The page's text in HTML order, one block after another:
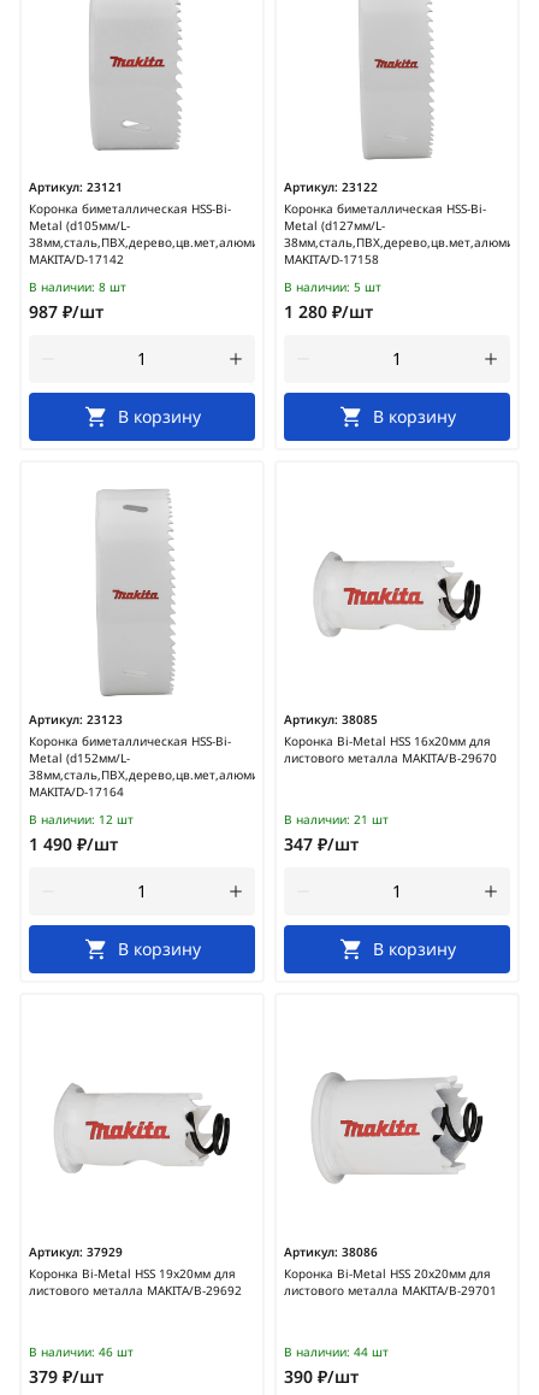
Артикул: 23121
Коронка биметаллическая HSS-Bi-
Metal (d105мм/L-
38мм,сталь,ПВХ,дерево,цв.мет,алюминий)
MAKITA/D-17142
В наличии: 8 шт
987 ₽/шт
В корзину
Артикул: 23122
Коронка биметаллическая HSS-Bi-
Metal (d127мм/L-
38мм,сталь,ПВХ,дерево,цв.мет,алюминий)
MAKITA/D-17158
В наличии: 5 шт
1 280 ₽/шт
В корзину
Артикул: 23123
Коронка биметаллическая HSS-Bi-
Metal (d152мм/L-
38мм,сталь,ПВХ,дерево,цв.мет,алюминий)
MAKITA/D-17164
В наличии: 12 шт
1 490 ₽/шт
В корзину
Артикул: 38085
Коронка Bi-Metal HSS 16x20мм для
листового металла MAKITA/B-29670
В наличии: 21 шт
347 ₽/шт
В корзину
Артикул: 37929
Коронка Bi-Metal HSS 19x20мм для
листового металла MAKITA/B-29692
В наличии: 46 шт
379 ₽/шт
Артикул: 38086
Коронка Bi-Metal HSS 20x20мм для
листового металла MAKITA/B-29701
В наличии: 44 шт
390 ₽/шт